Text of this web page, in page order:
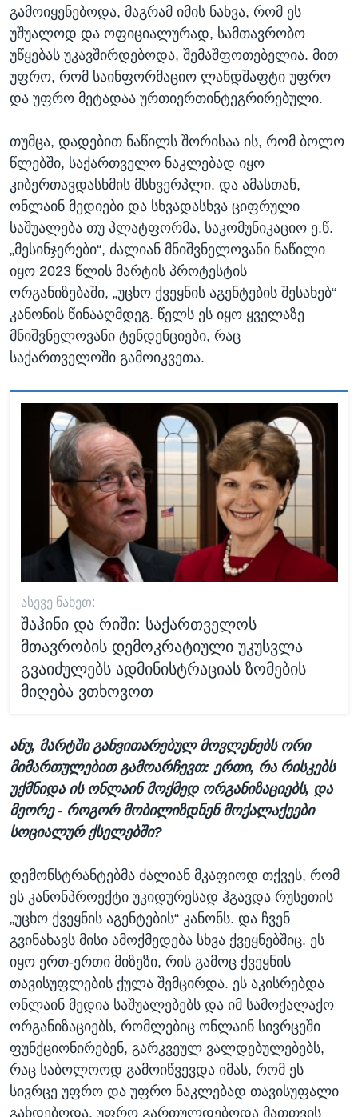
გამოიყენებოდა, მაგრამ იმის ნახვა, რომ ეს
უშუალოდ და ოფიციალურად, სამთავრობო
უწყებას უკავშირდებოდა, შემაშფოთებელია. მით
უფრო, რომ საინფორმაციო ლანდშაფტი უფრო
და უფრო მეტადაა ურთიერთინტეგრირებული.
თუმცა, დადებით ნაწილს შორისაა ის, რომ ბოლო
წლებში, საქართველო ნაკლებად იყო
კიბერთავდასხმის მსხვერპლი. და ამასთან,
ონლაინ მედიები და სხვადასხვა ციფრული
საშუალება თუ პლატფორმა, საკომუნიკაციო ე.წ.
„მესინჯერები“, ძალიან მნიშვნელოვანი ნაწილი
იყო 2023 წლის მარტის პროტესტის
ორგანიზებაში, „უცხო ქვეყნის აგენტების შესახებ“
კანონის წინააღმდეგ. წელს ეს იყო ყველაზე
მნიშვნელოვანი ტენდენციები, რაც
საქართველოში გამოიკვეთა.
ᲐᲡᲔᲕᲔ ᲜᲐᲮᲔᲗ:
შაჰინი და რიში: საქართველოს
მთავრობის დემოკრატიული უკუსვლა
გვაიძულებს ადმინისტრაციას ზომების
მიღება ვთხოვოთ
ანუ, მარტში განვითარებულ მოვლენებს ორი
მიმართულებით გამოარჩევთ: ერთი, რა რისკებს
უქმნიდა ის ონლაინ მოქმედ ორგანიზაციებს, და
მეორე - როგორ მობილიზდნენ მოქალაქეები
სოციალურ ქსელებში?
დემონსტრანტებმა ძალიან მკაფიოდ თქვეს, რომ
ეს კანონპროექტი უკიდურესად ჰგავდა რუსეთის
„უცხო ქვეყნის აგენტების“ კანონს. და ჩვენ
გვინახავს მისი ამოქმედება სხვა ქვეყნებშიც. ეს
იყო ერთ-ერთი მიზეზი, რის გამოც ქვეყნის
თავისუფლების ქულა შემცირდა. ეს აკისრებდა
ონლაინ მედია საშუალებებს და იმ სამოქალაქო
ორგანიზაციებს, რომლებიც ონლაინ სივრცეში
ფუნქციონირებენ, გარკვეულ ვალდებულებებს,
რაც საბოლოოდ გამოიწვევდა იმას, რომ ეს
სივრცე უფრო და უფრო ნაკლებად თავისუფალი
გახდებოდა. უფრო გართულდებოდა მათთვის